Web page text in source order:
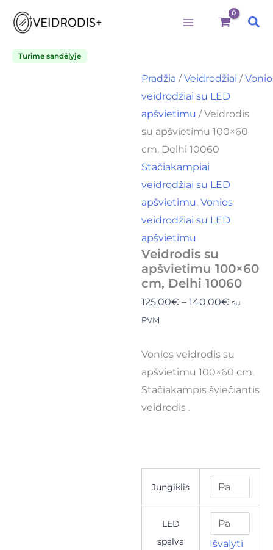
Pereiti
prie
Turime sandėlyje
Pradžia /Veidrodžiai /
veidrodžiai su LED
apšvietimu / Veidrodis
su apšvietimu 100×60
cm, Delhi 10060
Stačiakampiai
veidrodžiai su LED
apšvietimu,Vonios
veidrodžiai su LED
apšvietimu
Veidrodis su
apšvietimu 100×60
cm, Delhi 10060
125,00€ – 140,00€
Price
range:
140,00€
su
PVM
Vonios veidrodis su
apšvietimu 100×60 cm.
Stačiakampis šviečiantis
veidrodis .
Jungiklis
LED
spalva
Išvalyti
cm,
Delhi
10060